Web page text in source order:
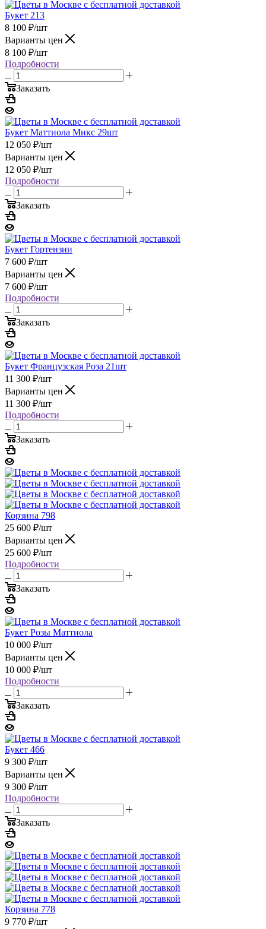
Букет 213
8 100 ₽/шт
Варианты цен
8 100 ₽/шт
Подробности
Заказать
Букет Маттиола Микс 29шт
12 050 ₽/шт
Варианты цен
12 050 ₽/шт
Подробности
Заказать
Букет Гортензии
7 600 ₽/шт
Варианты цен
7 600 ₽/шт
Подробности
Заказать
Букет Французская Роза 21шт
11 300 ₽/шт
Варианты цен
11 300 ₽/шт
Подробности
Заказать
Корзина 798
25 600 ₽/шт
Варианты цен
25 600 ₽/шт
Подробности
Заказать
Букет Розы Маттиола
10 000 ₽/шт
Варианты цен
10 000 ₽/шт
Подробности
Заказать
Букет 466
9 300 ₽/шт
Варианты цен
9 300 ₽/шт
Подробности
Заказать
Корзина 778
9 770 ₽/шт